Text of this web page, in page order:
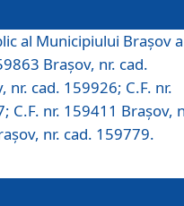
al Municipiului Braşov a
Brașov, nr. cad.
nr. cad. 159926; C.F. nr.
C.F. nr. 159411 Brașov,
nr. cad. 159779.